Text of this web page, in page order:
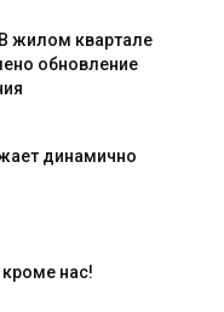
жилом квартале
обновление
динамично
нас!